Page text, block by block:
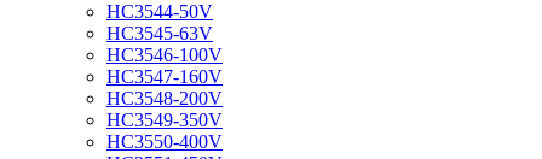
HC3544-50V
HC3545-63V
HC3546-100V
HC3547-160V
HC3548-200V
HC3549-350V
HC3550-400V